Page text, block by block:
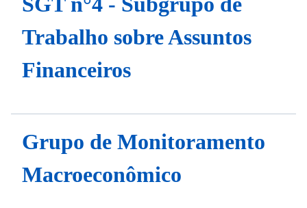
Trabalho sobre Assuntos
Financeiros
Grupo de Monitoramento
Macroeconômico